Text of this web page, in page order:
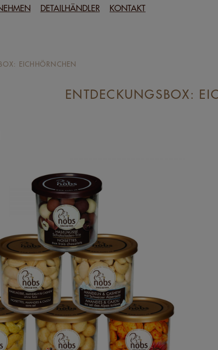
DETAILHÄNDLER KONTAKT
EICHHÖRNCHEN
ENTDECKUNGSBOX: